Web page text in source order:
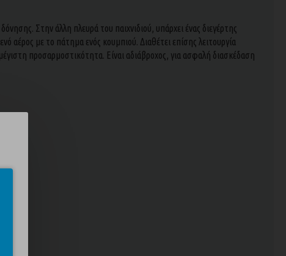
Στην άλλη πλευρά του παιχνιδιού, υπάρχει ένας διεγέρτης
αέρος με το πάτημα ενός κουμπιού. Διαθέτει επίσης λειτουργία
προσαρμοστικότητα. Είναι αδιάβροχος, για ασφαλή διασκέδαση